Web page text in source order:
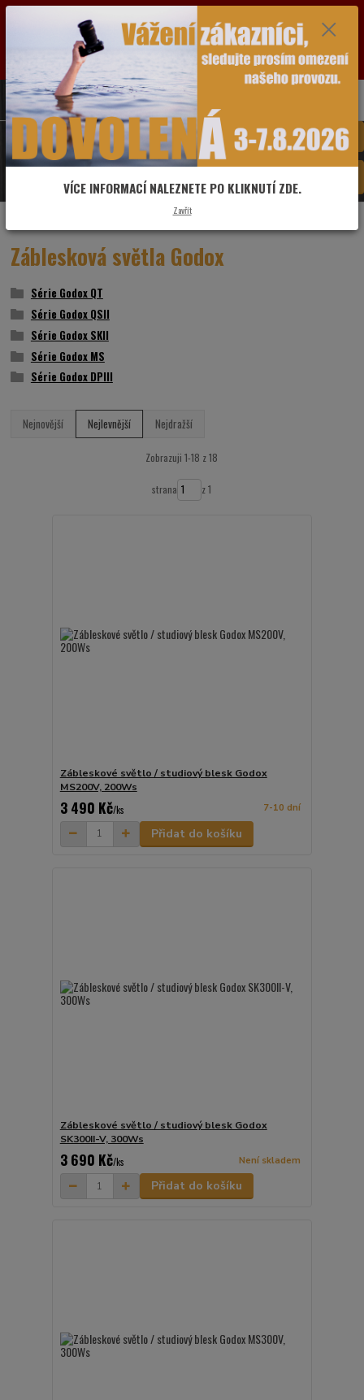
DŮVODU DOVOLENÉ ZAVŘENÁ. POZASTAVEN BUDE V TUTO DOBU I PROVOZ ESHOPU.
VŠECHNY DOTAZY A OBJEDNÁVKY PŘIJATÉ VE ZMÍNĚNÉM OBDOBÍ BUDOU VYŘIZOVÁNY
OD PONDĚLÍ 10.8.2026. DĚKUJEME ZA POCHOPENÍ A PŘEDEM SE OMLOUVÁME ZA MOŽNÉ
KOMPLIKACE.
Menu
CZK
775 481 993
Studiová světla / Blesky
Záblesková světla Godox
Série Godox QT
Série Godox QSII
Série Godox SKII
Série Godox MS
Série Godox DPIII
Nejnovější Nejlevnější Nejdražší
Zobrazuji 1-18 z 18
strana z 1
Zábleskové světlo / studiový blesk Godox
MS200V, 200Ws
3 490 Kč/ks 7-10 dní
Přidat do košíku
Zábleskové světlo / studiový blesk Godox
SK300II-V, 300Ws
3 690 Kč/ks Není skladem
Přidat do košíku
VÍCE INFORMACÍ NALEZNETE PO KLIKNUTÍ ZDE.
Zavřít